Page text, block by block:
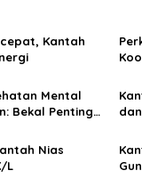
Kantah
Mental
Bekal Penting
Nias
L